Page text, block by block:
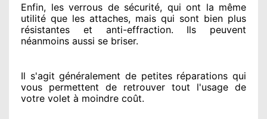
Enfin, les verrous de sécurité, qui ont la même
utilité que les attaches, mais qui sont bien plus
résistantes et anti-effraction. Ils peuvent
néanmoins aussi se briser.
Il s'agit généralement de petites réparations qui
vous permettent de retrouver tout l'usage de
votre volet à moindre coût.